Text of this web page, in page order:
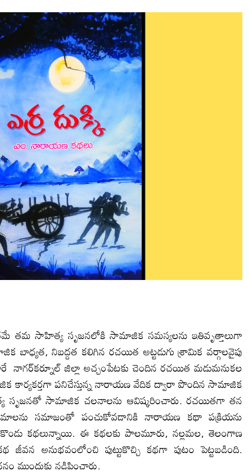
తమ సాహిత్య సృజనలోకి సామాజిక సమస్యలను ఇతివృత్తాలుగా
బాధ్యత, నిబద్దత కలిగిన రచయిత అట్టడుగు శ్రామిక వర్గాలవైపు
నాగర్‍కర్నూల్‍ జిల్లా అచ్చంపేటకు చెందిన రచయిత మడుమనుకల
పనిచేస్తున్న నారాయణ వేదిక ద్వారా పొందిన సామాజిక
సృజనతో సామాజిక చలనాలను ఆవిష్కరించారు. రచయితగా తన
సమాజంతో పంచుకోవడానికి నారాయణ కథా పక్రియను
కథలున్నాయి. ఈ కథలకు పాలమూరు, నల్లమల, తెలంగాణ
అనుభవంలోంచి పుట్టుకొచ్చి కథగా పుటం పెట్టబడింది.
ముందుకు నడిపించారు.